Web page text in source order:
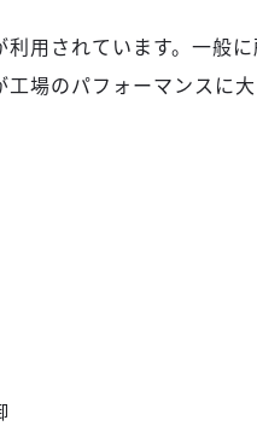
用されています。一般
場のパフォーマンスに